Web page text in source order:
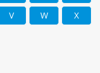
V W
X